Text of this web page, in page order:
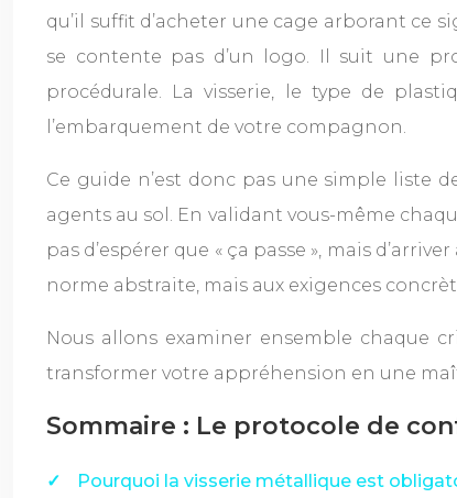
qu’il suffit d’acheter une cage arborant ce
se contente pas d’un logo. Il suit une
procédurale. La visserie, le type de
l’embarquement de votre compagnon.
Ce guide n’est donc pas une simple liste
agents au sol. En validant vous-même
pas d’espérer que « ça passe », mais
norme abstraite, mais aux exigences
Nous allons examiner ensemble chaque
transformer votre appréhension en une
Sommaire : Le protocole de
Pourquoi la visserie métallique est